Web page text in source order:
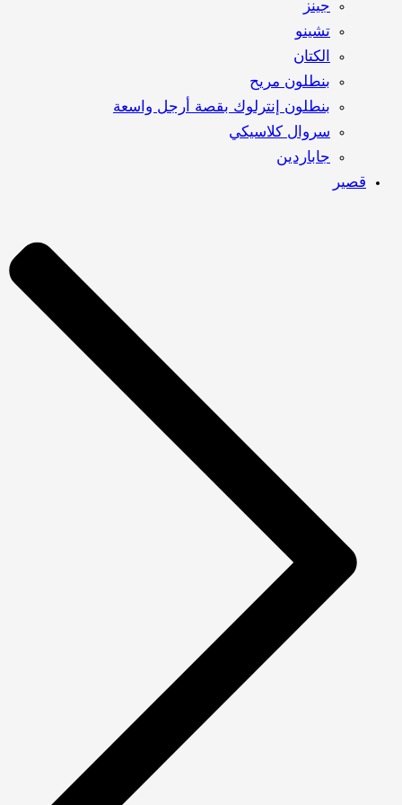
جينز
تشينو
الكتان
بنطلون مريح
بنطلون إنترلوك بقصة أرجل واسعة
سروال كلاسيكي
جاباردين
قصير